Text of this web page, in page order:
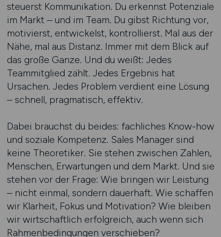
steuerst Kommunikation. Du erkennst Potenziale
im Markt – und im Team. Du gibst Richtung vor,
motivierst, entwickelst, kontrollierst. Mal aus der
Nähe, mal aus Distanz. Immer mit dem Blick auf
das große Ganze. Und du weißt: Jedes
Teammitglied zählt. Jedes Ergebnis hat
Ursachen. Jedes Problem verdient eine Lösung
– schnell, pragmatisch, effektiv.
Dabei brauchst du beides: fachliches Know-how
und soziale Kompetenz. Sales Manager sind
keine Theoretiker. Sie stehen zwischen Zahlen,
Menschen, Erwartungen und dem Markt. Und sie
stehen vor der Frage: Wie bringen wir Leistung
– nicht einmal, sondern dauerhaft. Wie schaffen
wir Klarheit, Fokus und Motivation? Wie bleiben
wir wirtschaftlich erfolgreich, auch wenn sich
Rahmenbedingungen verschieben?